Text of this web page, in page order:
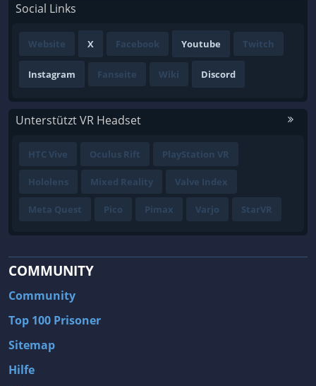
Social Links
Website X Facebook Youtube Twitch
Instagram Fanseite Wiki Discord
Unterstützt VR Headset
HTC Vive Oculus Rift PlayStation VR
Hololens Mixed Reality Valve Index
Meta Quest Pico Pimax Varjo StarVR
COMMUNITY
Community
Top 100 Prisoner
Sitemap
Hilfe